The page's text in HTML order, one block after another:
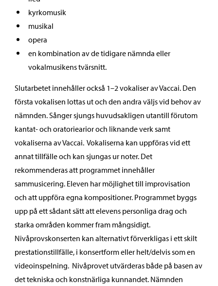
kyrkomusik
musikal
opera
en kombination av de tidigare nämnda eller
vokalmusikens tvärsnitt.
Slutarbetet innehåller också 1–2 vokaliser av Vaccai. Den
första vokalisen lottas ut och den andra väljs vid behov av
nämnden. Sånger sjungs huvudsakligen utantill förutom
kantat- och oratoriearior och liknande verk samt
vokaliserna av Vaccai. Vokaliserna kan uppföras vid ett
annat tillfälle och kan sjungas ur noter. Det
rekommenderas att programmet innehåller
sammusicering. Eleven har möjlighet till improvisation
och att uppföra egna kompositioner. Programmet byggs
upp på ett sådant sätt att elevens personliga drag och
starka områden kommer fram mångsidigt.
Nivåprovskonserten kan alternativt förverkligas i ett skilt
prestationstillfälle, i konsertform eller helt/delvis som en
videoinspelning. Nivåprovet utvärderas både på basen av
det tekniska och konstnärliga kunnandet. Nämnden